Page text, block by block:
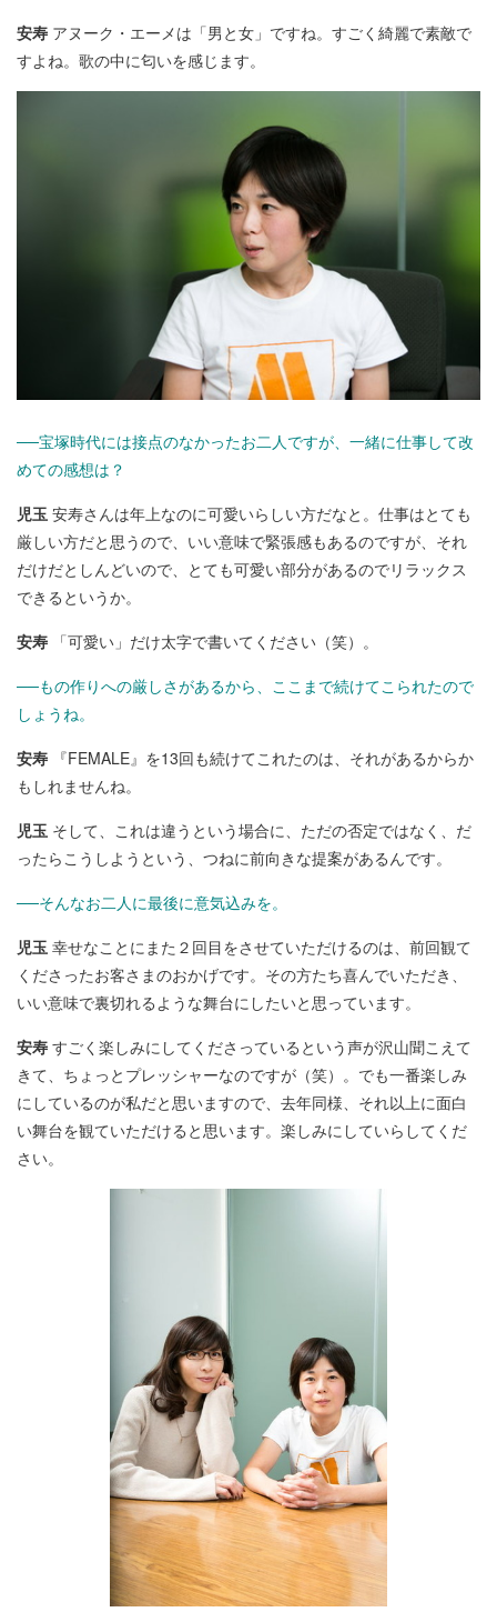
安寿 アヌーク・エーメは「男と女」ですね。すごく綺麗で素敵で
すよね。歌の中に匂いを感じます。
──宝塚時代には接点のなかったお二人ですが、一緒に仕事して改
めての感想は？
児玉 安寿さんは年上なのに可愛いらしい方だなと。仕事はとても
厳しい方だと思うので、いい意味で緊張感もあるのですが、それ
だけだとしんどいので、とても可愛い部分があるのでリラックス
できるというか。
安寿 「可愛い」だけ太字で書いてください（笑）。
──もの作りへの厳しさがあるから、ここまで続けてこられたので
しょうね。
安寿 『FEMALE』を13回も続けてこれたのは、それがあるからか
もしれませんね。
児玉 そして、これは違うという場合に、ただの否定ではなく、だ
ったらこうしようという、つねに前向きな提案があるんです。
──そんなお二人に最後に意気込みを。
児玉 幸せなことにまた２回目をさせていただけるのは、前回観て
くださったお客さまのおかげです。その方たち喜んでいただき、
いい意味で裏切れるような舞台にしたいと思っています。
安寿 すごく楽しみにしてくださっているという声が沢山聞こえて
きて、ちょっとプレッシャーなのですが（笑）。でも一番楽しみ
にしているのが私だと思いますので、去年同様、それ以上に面白
い舞台を観ていただけると思います。楽しみにしていらしてくだ
さい。